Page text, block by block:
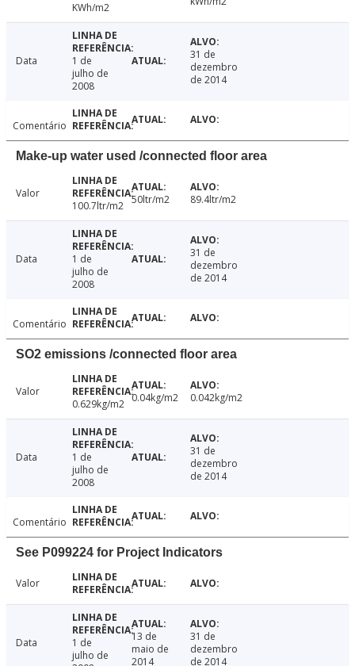
KWh/m2
Data
1 de
julho de
2008
31 de
dezembro
de 2014
Comentário
Make-up water used /connected floor area
Valor
100.7ltr/m2 50ltr/m2 89.4ltr/m2
Data
1 de
julho de
2008
31 de
dezembro
de 2014
Comentário
SO2 emissions /connected floor area
Valor
0.629kg/m2 0.04kg/m2 0.042kg/m2
Data
1 de
julho de
2008
31 de
dezembro
de 2014
Comentário
See P099224 for Project Indicators
Valor
Data
1 de
julho de
13 de
maio de
2014
31 de
dezembro
de 2014